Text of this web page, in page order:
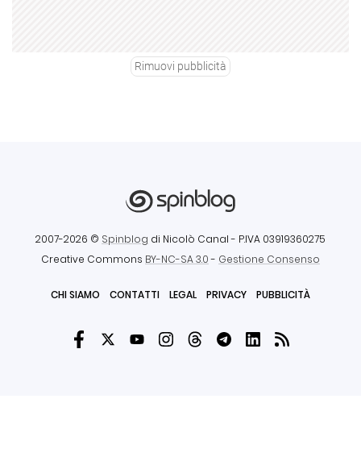
Rimuovi pubblicità
2007-2026 © Spinblog di Nicolò Canal - P.IVA 03919360275
Creative Commons BY-NC-SA 3.0- Gestione Consenso
CHI SIAMO CONTATTI LEGAL PRIVACY PUBBLICITÀ